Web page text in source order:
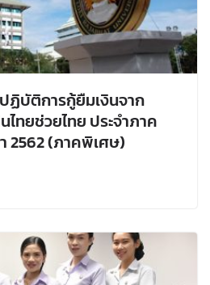
ฏิบัติการกู้ยืมเงินจาก
ทยช่วยไทย ประจำภาค
2562 (ภาคพิเศษ)